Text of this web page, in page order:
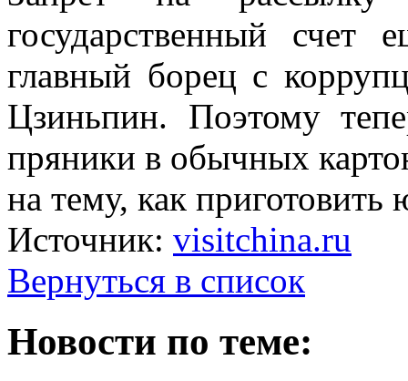
государственный
главный борец с
Цзиньпин. Поэтому
пряники в обычных
на тему, как
Источник: visitchina.ru
Вернуться в список
Новости по теме: